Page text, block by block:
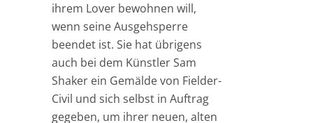
ihrem Lover bewohnen will,
wenn seine Ausgehsperre
beendet ist. Sie hat übrigens
auch bei dem Künstler Sam
Shaker ein Gemälde von Fielder-
Civil und sich selbst in Auftrag
gegeben, um ihrer neuen, alten